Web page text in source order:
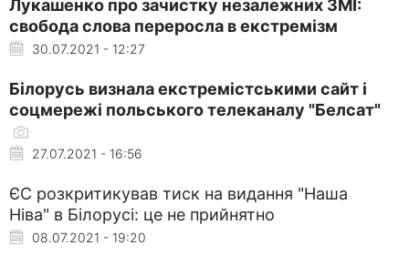
Лукашенко про зачистку незалежних ЗМІ:
свобода слова переросла в екстремізм
30.07.2021 - 12:27
Білорусь визнала екстремістськими сайт і
соцмережі польського телеканалу "Белсат"
27.07.2021 - 16:56
ЄС розкритикував тиск на видання "Наша
Ніва" в Білорусі: це не прийнятно
08.07.2021 - 19:20